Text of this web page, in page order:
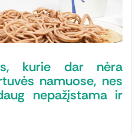
kurie dar nėra
namuose, nes
nepažįstama ir